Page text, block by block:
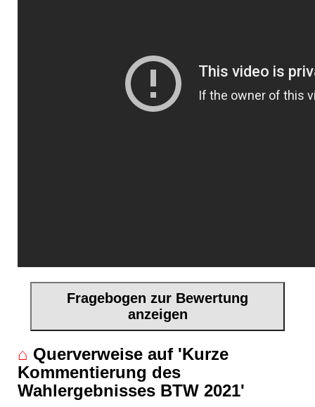
Fragebogen zur Bewertung
anzeigen
⌂ Querverweise auf 'Kurze
Kommentierung des
Wahlergebnisses BTW 2021'